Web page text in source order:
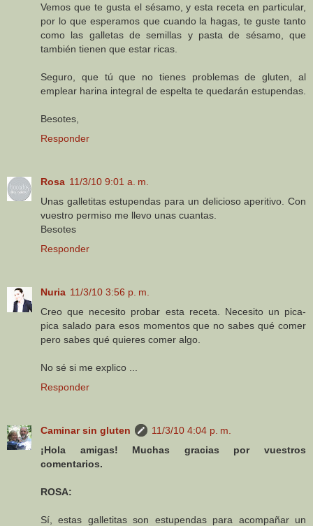
Vemos que te gusta el sésamo, y esta receta en particular,
por lo que esperamos que cuando la hagas, te guste tanto
como las galletas de semillas y pasta de sésamo, que
también tienen que estar ricas.
Seguro, que tú que no tienes problemas de gluten, al
emplear harina integral de espelta te quedarán estupendas.
Besotes,
Responder
Rosa 11/3/10 9:01 a. m.
Unas galletitas estupendas para un delicioso aperitivo. Con
vuestro permiso me llevo unas cuantas.
Besotes
Responder
Nuria 11/3/10 3:56 p. m.
Creo que necesito probar esta receta. Necesito un pica-
pica salado para esos momentos que no sabes qué comer
pero sabes qué quieres comer algo.
No sé si me explico ...
Responder
Caminar sin gluten
11/3/10 4:04 p. m.
¡Hola amigas! Muchas gracias por vuestros
comentarios.
ROSA:
Sí, estas galletitas son estupendas para acompañar un